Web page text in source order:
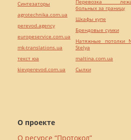
О проекте
О ресурсе “Протокол”
Синтезаторы
agrotechnika.com.ua
perevod.agency
europeservice.com.ua
mk-translations.ua
текст юа
kievperevod.com.ua
Перевозка
больных за границу
Шкафы купе
Брендовые сумки
Натяжные потолки
Stelya
maltina.com.ua
Cылки